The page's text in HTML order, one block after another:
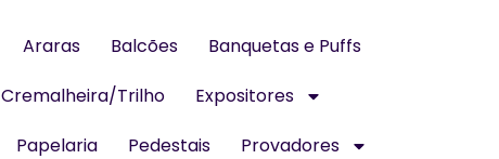
Araras Balcões
Banquetas e Puffs
Cremalheira/Trilho
Expositores
Papelaria Pedestais Provadores